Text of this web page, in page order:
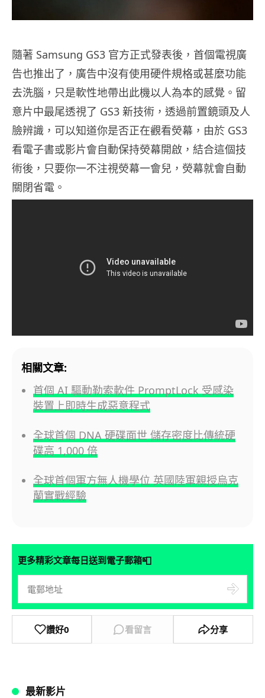
隨著 Samsung GS3 官方正式發表後，首個電視廣
告也推出了，廣告中沒有使用硬件規格或甚麼功能
去洗腦，只是軟性地帶出此機以人為本的感覺。留
意片中最尾透視了 GS3 新技術，透過前置鏡頭及人
臉辨識，可以知道你是否正在觀看熒幕，由於 GS3
看電子書或影片會自動保持熒幕開啟，結合這個技
術後，只要你一不注視熒幕一會兒，熒幕就會自動
關閉省電。
相關文章:
首個 AI 驅動勒索軟件 PromptLock 受感染
裝置上即時生成惡意程式
全球首個 DNA 硬碟面世 儲存密度比傳統硬
碟高 1,000 倍
全球首個軍方無人機學位 英國陸軍親授烏克
蘭實戰經驗
更多精彩文章每日送到電子郵箱📮
讚好0 看留言 分享
最新影片